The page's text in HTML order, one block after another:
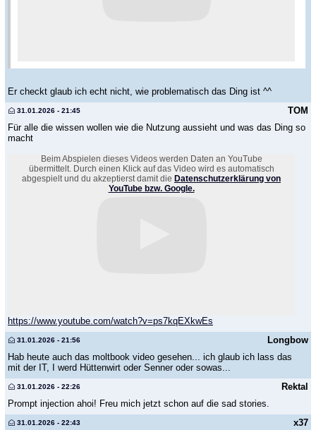
Er checkt glaub ich echt nicht, wie problematisch das Ding ist ^^
TOM
31.01.2026 - 21:45
Für alle die wissen wollen wie die Nutzung aussieht und was das Ding so
macht
Beim Abspielen dieses Videos werden Daten an YouTube
übermittelt. Durch einen Klick auf das Video wird es automatisch
abgespielt und du akzeptierst damit die Datenschutzerklärung von
YouTube bzw. Google.
https://www.youtube.com/watch?v=ps7kqEXkwEs
Longbow
31.01.2026 - 21:56
Hab heute auch das moltbook video gesehen... ich glaub ich lass das
mit der IT, I werd Hüttenwirt oder Senner oder sowas...
Rektal
31.01.2026 - 22:26
Prompt injection ahoi! Freu mich jetzt schon auf die sad stories.
x37
31.01.2026 - 22:43